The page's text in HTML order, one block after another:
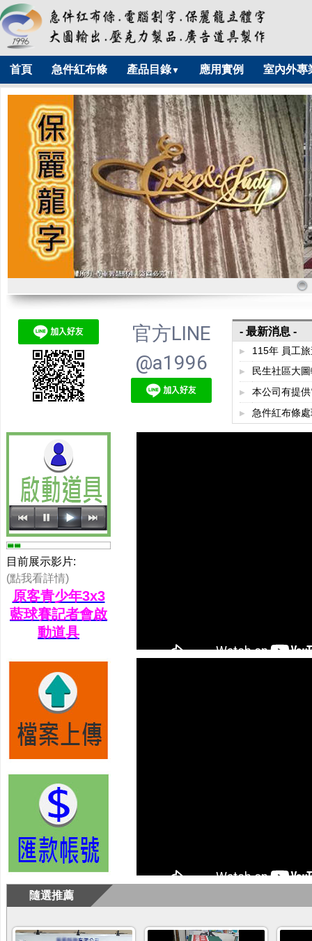
首頁 急件紅布條 產品目錄▼ 應用實例 室內外專
隨選推薦
- 最新消息 -
▶ 115年 員工
▶ 民生社區大
▶ 本公司有提
▶ 急件紅布條
隨選圖集
目前展示影片:
(點我看詳情)
原客青少年3x3
藍球賽記者會啟
動道具
官方LINE
@a1996